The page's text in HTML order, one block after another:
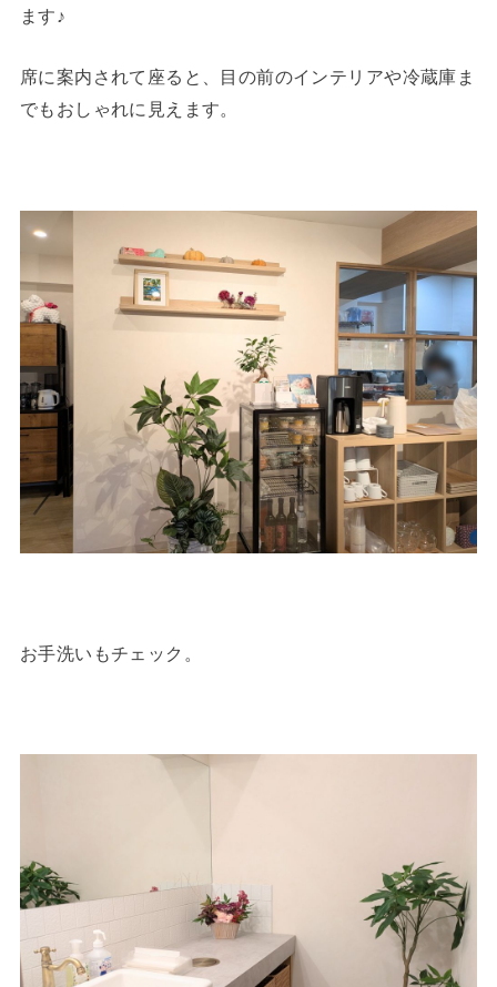
ます♪
席に案内されて座ると、目の前のインテリアや冷蔵庫ま
でもおしゃれに見えます。
お手洗いもチェック。